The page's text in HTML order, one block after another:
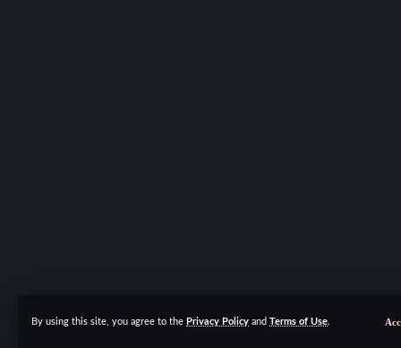
By using this site, you agree to the Privacy Policy and Terms of Use.